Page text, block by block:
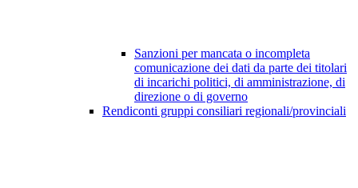
Sanzioni per mancata o incompleta
comunicazione dei dati da parte dei titolari
di incarichi politici, di amministrazione, di
direzione o di governo
Rendiconti gruppi consiliari regionali/provinciali